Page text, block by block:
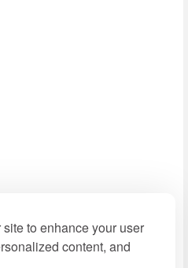
to enhance your user
content, and